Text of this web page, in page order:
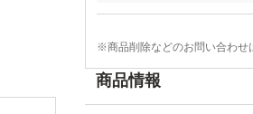
※商品削除などのお問い合わせ
商品情報